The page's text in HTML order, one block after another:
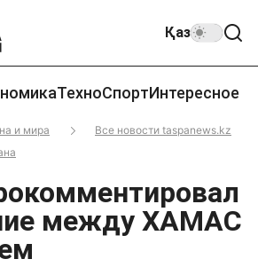
Қаз
ТехноСпортИнтересное
и мира
Все новости taspanews.kz
между ХАМАС